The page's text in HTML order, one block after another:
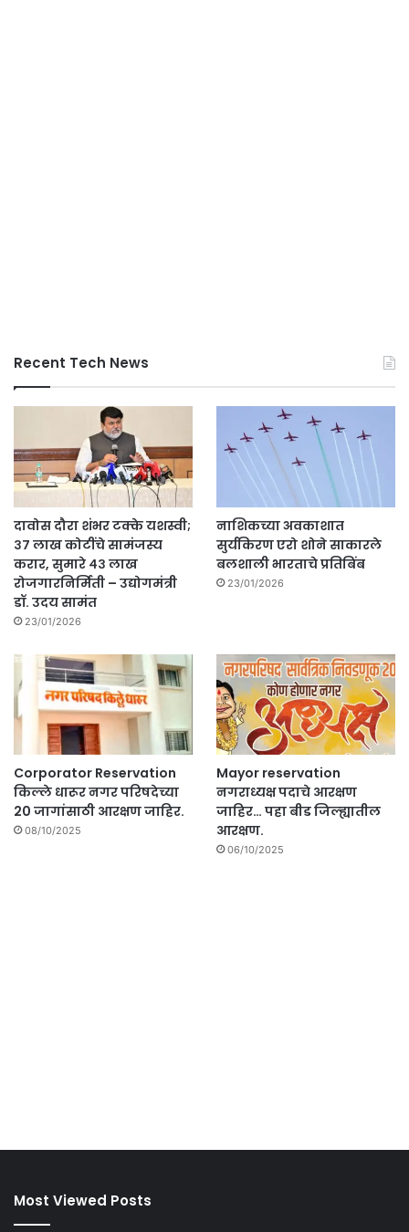
Recent Tech News
दावोस दौरा शंभर टक्के यशस्वी;
३७ लाख कोटींचे सामंजस्य
करार, सुमारे ४३ लाख
रोजगारनिर्मिती – उद्योगमंत्री
डॉ. उदय सामंत
23/01/2026
नाशिकच्या अवकाशात
सुर्यकिरण एरो शोने साकारले
बलशाली भारताचे प्रतिबिंब
23/01/2026
Corporator Reservation
किल्ले धारूर नगर परिषदेच्या
20 जागांसाठी आरक्षण जाहिर.
08/10/2025
Mayor reservation
नगराध्यक्ष पदाचे आरक्षण
जाहिर… पहा बीड जिल्ह्यातील
आरक्षण.
06/10/2025
Most Viewed Posts